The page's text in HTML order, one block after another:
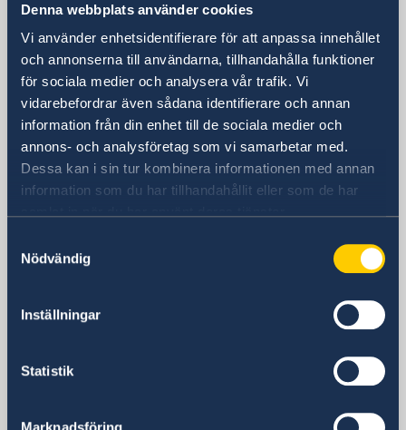
Denna webbplats använder cookies
Vi använder enhetsidentifierare för att anpassa innehållet
och annonserna till användarna, tillhandahålla funktioner
för sociala medier och analysera vår trafik. Vi
vidarebefordrar även sådana identifierare och annan
information från din enhet till de sociala medier och
annons- och analysföretag som vi samarbetar med.
Dessa kan i sin tur kombinera informationen med annan
information som du har tillhandahållit eller som de har
Nödvändig
Inställningar
Statistik
Marknadsföring
Danam Building, 8th Fl.
10 Sowol-ro, Jung-Gu
Seoul 04527
Postadress
Embassy of Sweden
C.P.O Box 3577
Seoul 04535
South Korea
Telefonnummer
+82 2 3703-3700
ambassaden.seoul@gov.se
migration-konsulart.seoul@gov.se
Epost till Business Sweden
Social media